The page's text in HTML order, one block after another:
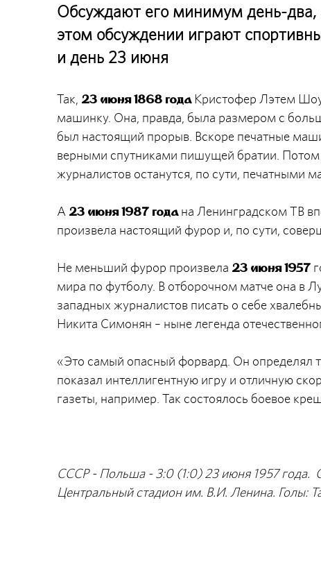
Обсуждают его минимум день-два,
этом обсуждении играют
и день 23 июня
Так, 23 июня 1868 годаКристофер Лэтем
машинку. Она, правда, была размером с
был настоящий прорыв. Вскоре печатные
верными спутниками пишущей братии.
журналистов останутся, по сути, печатными
А 23 июня 1987 годана Ленинградском ТВ
произвела настоящий фурор и, по сути,
Не меньший фурор произвела 23 июня 1957
мира по футболу. В отборочном матче она в
западных журналистов писать о себе
Никита Симонян – ныне легенда
«Это самый опасный форвард. Он определял
показал интеллигентную игру и отличную
газеты, например. Так состоялось боевое
СССР - Польша - 3:0 (1:0) 23 июня 1957 года.
Центральный стадион им. В.И. Ленина. Голы: